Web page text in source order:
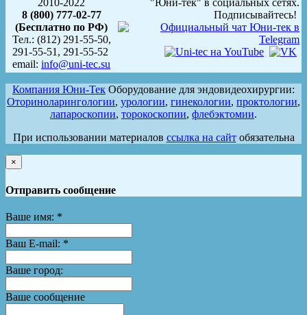
2010-2022
8 (800) 777-02-77
(Бесплатно по РФ)
Тел.: (812) 291-55-50,
291-55-51, 291-55-52
email: info@uni-tec.su
"Юни-тек" в социальных сетях.
Подписывайтесь!
Компания Юни-Тек Оборудование для эндовидеохирургии:
Оториноларингологии, урологии, гинекологии, проктологии,
лапароскопии, торокоскопии, флебэктомии.
При использовании материалов ссылка на сайтобязательна
×
Отправить сообщение
Ваше имя: *
Ваш E-mail: *
Ваше город:
Ваше сообщение